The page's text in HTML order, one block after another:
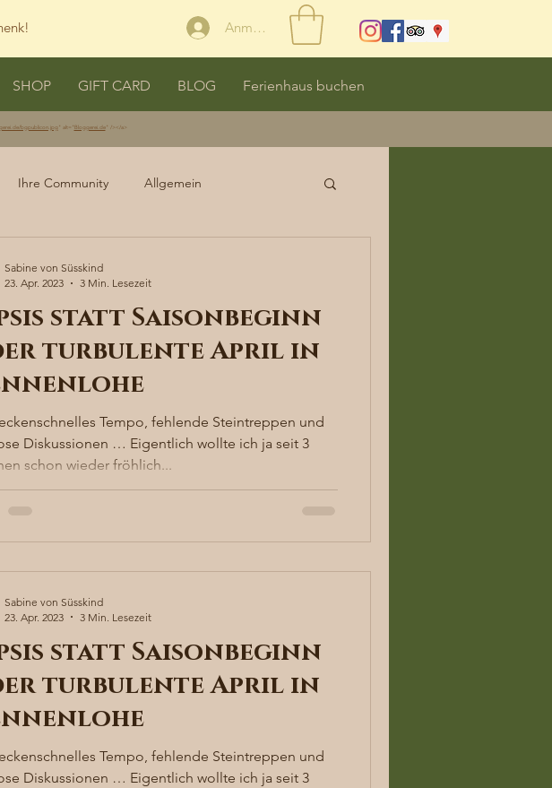
Anmelden
SHOP GIFT CARD BLOG Ferienhaus buchen
bgpublicon.jpg" alt="Bloggerei.de" /></a>
Ihre Community Allgemein
statt Saisonbeginn
turbulente April in
Tempo, fehlende Steintreppen und
Diskussionen … Eigentlich wollte ich ja seit 3
schon wieder fröhlich...
Sabine von Süsskind
23. Apr. 2023
3 Min. Lesezeit
statt Saisonbeginn
turbulente April in
Tempo, fehlende Steintreppen und
Diskussionen … Eigentlich wollte ich ja seit 3
Sabine von Süsskind
23. Apr. 2023
3 Min. Lesezeit